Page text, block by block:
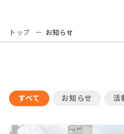
トップ お知らせ
すべて お知らせ 活